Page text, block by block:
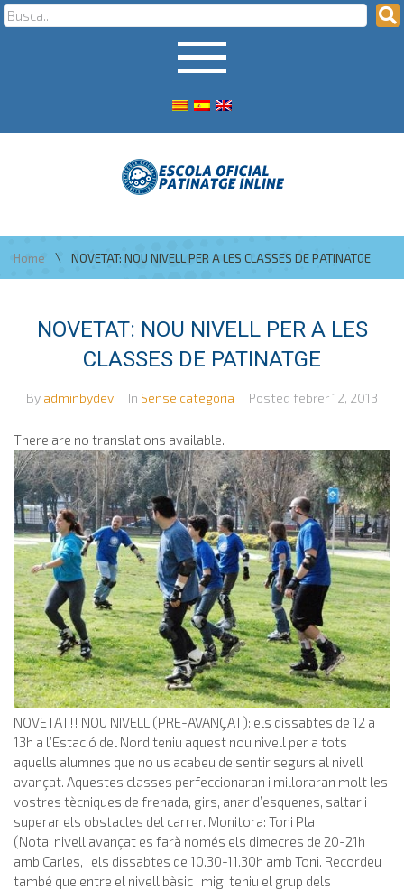
Home \ NOVETAT: NOU NIVELL PER A LES CLASSES DE PATINATGE
NOVETAT: NOU NIVELL PER A LES
CLASSES DE PATINATGE
By adminbydev In Sense categoria Posted febrer 12, 2013
There are no translations available.
NOVETAT!! NOU NIVELL (PRE-AVANÇAT): els dissabtes de 12 a
13h a l’Estació del Nord teniu aquest nou nivell per a tots
aquells alumnes que no us acabeu de sentir segurs al nivell
avançat. Aquestes classes perfeccionaran i milloraran molt les
vostres tècniques de frenada, girs, anar d’esquenes, saltar i
superar els obstacles del carrer. Monitora: Toni Pla
(Nota: nivell avançat es farà només els dimecres de 20-21h
amb Carles, i els dissabtes de 10.30-11.30h amb Toni. Recordeu
també que entre el nivell bàsic i mig, teniu el grup dels